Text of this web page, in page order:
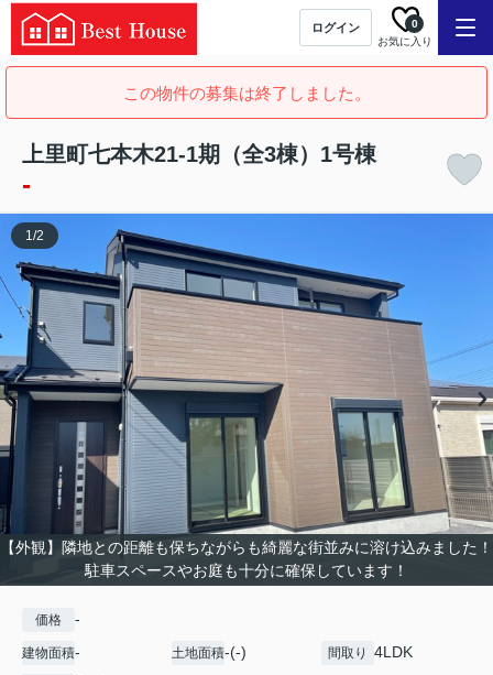
ログイン
お気に入り
0
この物件の募集は終了しました。
上里町七本木21-1期（全3棟）1号棟
-
【外観】隣地との距離も保ちながらも綺麗な街並みに溶け込みました！
駐車スペースやお庭も十分に確保しています！
1/2
価格 -
建物面積- 土地面積-(-) 間取り 4LDK